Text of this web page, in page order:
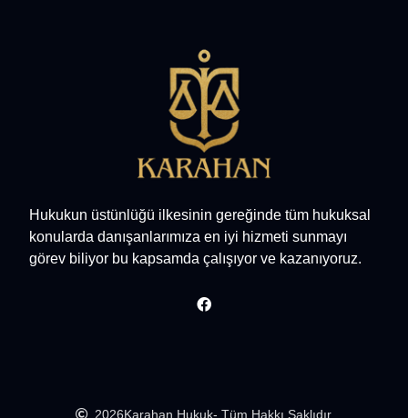
Hukukun üstünlüğü ilkesinin gereğinde tüm hukuksal
konularda danışanlarımıza en iyi hizmeti sunmayı
görev biliyor bu kapsamda çalışıyor ve kazanıyoruz.
2026Karahan Hukuk- Tüm Hakkı Saklıdır.